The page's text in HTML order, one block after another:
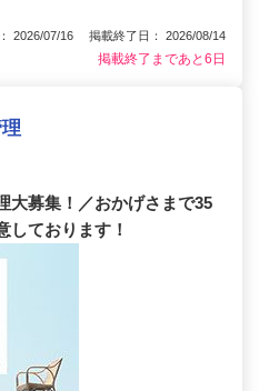
2026/07/16 掲載終了日： 2026/08/14
掲載終了まであと6日
大募集！／おかげさまで35
しております！